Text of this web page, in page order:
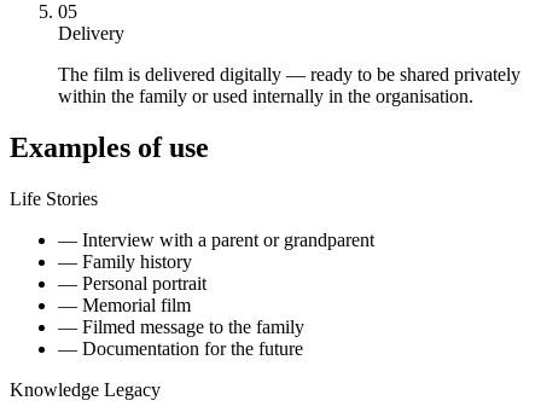
05
Delivery
The film is delivered digitally — ready to be shared privately
within the family or used internally in the organisation.
Examples of use
Life Stories
— Interview with a parent or grandparent
— Family history
— Personal portrait
— Memorial film
— Filmed message to the family
— Documentation for the future
Knowledge Legacy